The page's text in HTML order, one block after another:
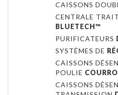
CAISSONS
CENTRALE
BLUETECH™
PURIFICATEURS
SYSTÈMES DE
CAISSONS
POULIE
CAISSONS